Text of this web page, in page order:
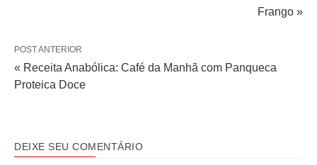
Frango »
POST ANTERIOR
« Receita Anabólica: Café da Manhã com Panqueca
Proteica Doce
DEIXE SEU COMENTÁRIO